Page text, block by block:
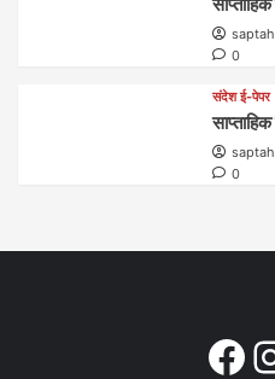
0
संदेश ई-पेपर
0